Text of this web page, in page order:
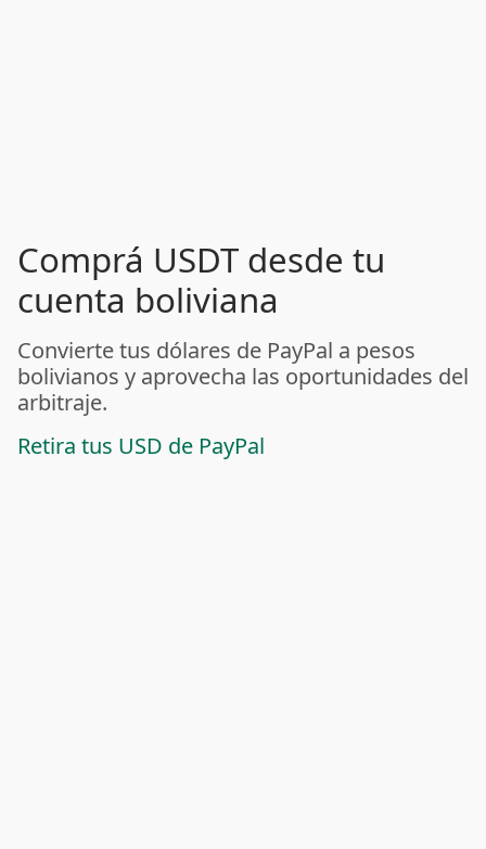
Comprá USDT desde tu
cuenta boliviana
Convierte tus dólares de PayPal a pesos
bolivianos y aprovecha las oportunidades del
arbitraje.
Retira tus USD de PayPal